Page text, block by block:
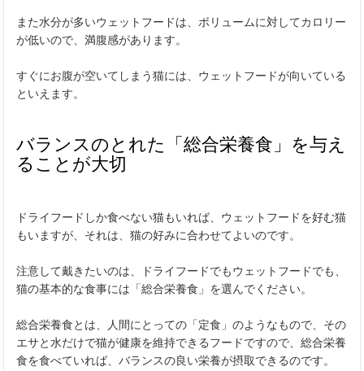
また水分が多いウェットフードは、ボリュームに対してカロリー
が低いので、満腹感があります。
すぐにお腹が空いてしまう猫には、ウェットフードが向いている
といえます。
バランスのとれた「総合栄養食」を与え
ることが大切
ドライフードしか食べない猫もいれば、ウェットフードを好む猫
もいますが、それは、猫の好みに合わせてよいのです。
注意して戴きたいのは、ドライフードでもウェットフードでも、
猫の基本的な食事には「総合栄養食」を選んでください。
総合栄養食とは、人間にとっての「定食」のようなもので、その
エサと水だけで猫が健康を維持できるフードですので、総合栄養
食を食べていれば、バランスの良い栄養が摂取できるのです。